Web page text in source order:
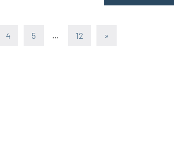
4 5 … 12
Следующие
»